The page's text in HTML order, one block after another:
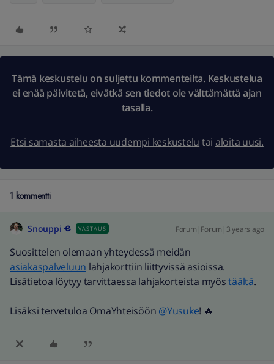
Tämä keskustelu on suljettu kommenteilta. Keskustelua
ei enää päivitetä, eivätkä sen tiedot ole välttämättä ajan
tasalla.
Etsi samasta aiheesta uudempi keskustelu tai aloita uusi.
1 kommentti
Snouppi VASTAUS Forum|Forum|3 years ago
Suosittelen olemaan yhteydessä meidän
asiakaspalveluun lahjakorttiin liittyvissä asioissa.
Lisätietoa löytyy tarvittaessa lahjakorteista myöstäältä.
Lisäksi tervetuloa OmaYhteisöön @Yusuke! 🔥